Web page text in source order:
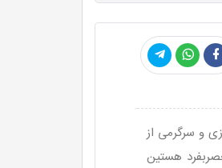
و سرگرمی از
هستین